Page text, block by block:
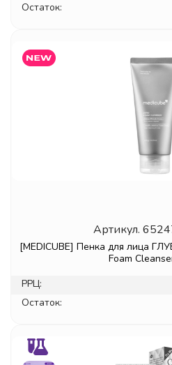
Остаток:
Артикул.
[MEDICUBE] Пенка для лица
Foam
РРЦ:
Остаток: